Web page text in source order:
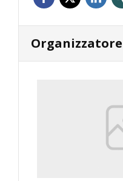
Organizzatore